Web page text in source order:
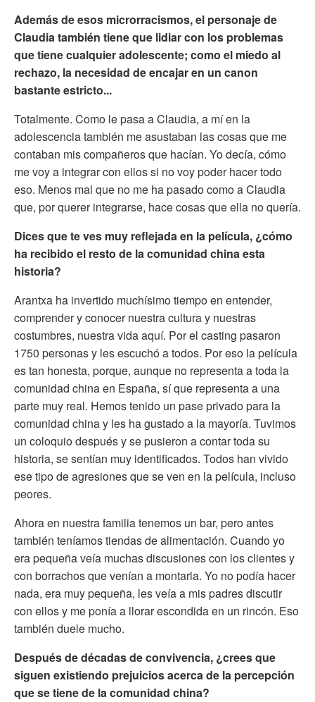
Además de esos microrracismos, el personaje de
Claudia también tiene que lidiar con los problemas
que tiene cualquier adolescente; como el miedo al
rechazo, la necesidad de encajar en un canon
bastante estricto...
Totalmente. Como le pasa a Claudia, a mí en la
adolescencia también me asustaban las cosas que me
contaban mis compañeros que hacían. Yo decía, cómo
me voy a integrar con ellos si no voy poder hacer todo
eso. Menos mal que no me ha pasado como a Claudia
que, por querer integrarse, hace cosas que ella no quería.
Dices que te ves muy reflejada en la película, ¿cómo
ha recibido el resto de la comunidad china esta
historia?
Arantxa ha invertido muchísimo tiempo en entender,
comprender y conocer nuestra cultura y nuestras
costumbres, nuestra vida aquí. Por el casting pasaron
1750 personas y les escuchó a todos. Por eso la película
es tan honesta, porque, aunque no representa a toda la
comunidad china en España, sí que representa a una
parte muy real. Hemos tenido un pase privado para la
comunidad china y les ha gustado a la mayoría. Tuvimos
un coloquio después y se pusieron a contar toda su
historia, se sentían muy identificados. Todos han vivido
ese tipo de agresiones que se ven en la película, incluso
peores.
Ahora en nuestra familia tenemos un bar, pero antes
también teníamos tiendas de alimentación. Cuando yo
era pequeña veía muchas discusiones con los clientes y
con borrachos que venían a montarla. Yo no podía hacer
nada, era muy pequeña, les veía a mis padres discutir
con ellos y me ponía a llorar escondida en un rincón. Eso
también duele mucho.
Después de décadas de convivencia, ¿crees que
siguen existiendo prejuicios acerca de la percepción
que se tiene de la comunidad china?